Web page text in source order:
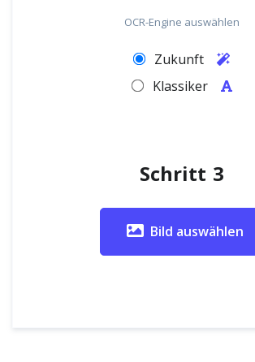
OCR-Engine auswählen
Zukunft
Klassiker
Schritt 3
Bild auswählen